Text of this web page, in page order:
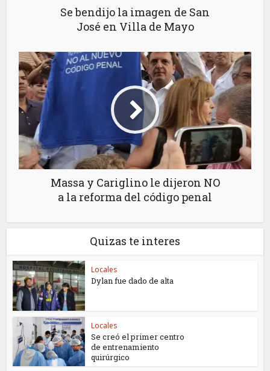
Se bendijo la imagen de San
José en Villa de Mayo
Massa y Cariglino le dijeron NO
a la reforma del código penal
Quizas te interes
Locales
Dylan fue dado de alta
Locales
Se creó el primer centro
de entrenamiento
quirúrgico